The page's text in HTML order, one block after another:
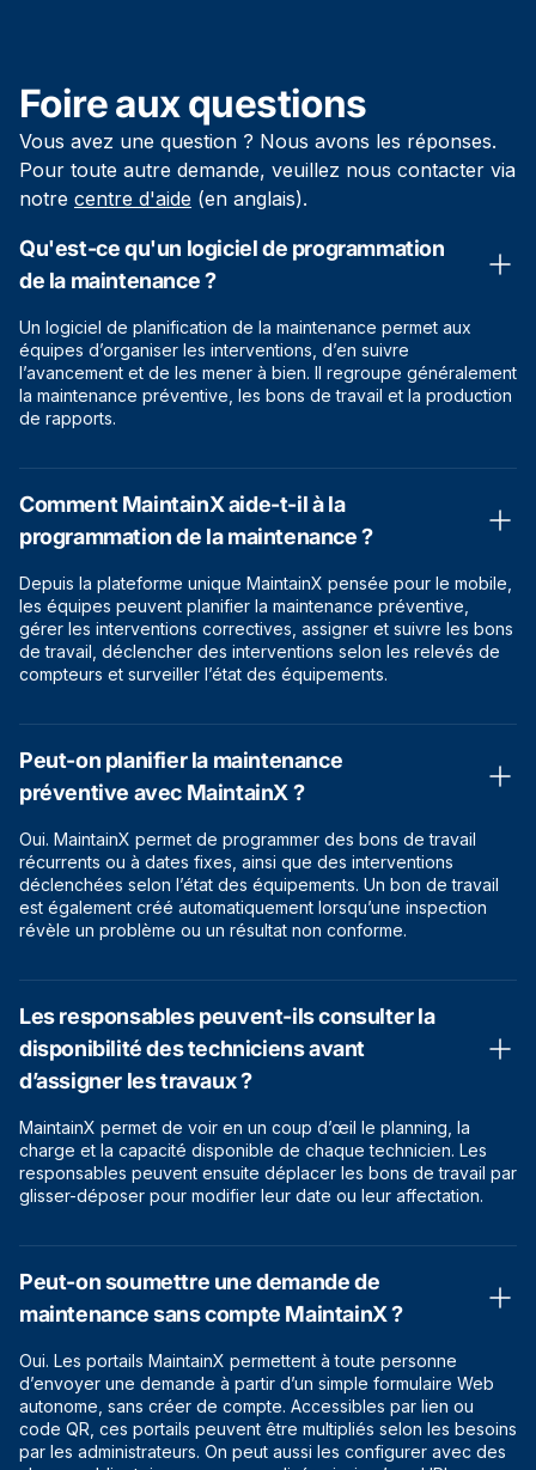
Foire aux questions
Vous avez une question ? Nous avons les réponses.
Pour toute autre demande, veuillez nous contacter via
notre centre d'aide (en anglais).
Qu'est-ce qu'un logiciel de programmation
de la maintenance ?
Un logiciel de planification de la maintenance permet aux
équipes d’organiser les interventions, d’en suivre
l’avancement et de les mener à bien. Il regroupe généralement
la maintenance préventive, les bons de travail et la production
de rapports.
Comment MaintainX aide-t-il à la
programmation de la maintenance ?
Depuis la plateforme unique MaintainX pensée pour le mobile,
les équipes peuvent planifier la maintenance préventive,
gérer les interventions correctives, assigner et suivre les bons
de travail, déclencher des interventions selon les relevés de
compteurs et surveiller l’état des équipements.
Peut-on planifier la maintenance
préventive avec MaintainX ?
Oui. MaintainX permet de programmer des bons de travail
récurrents ou à dates fixes, ainsi que des interventions
déclenchées selon l’état des équipements. Un bon de travail
est également créé automatiquement lorsqu’une inspection
révèle un problème ou un résultat non conforme.
Les responsables peuvent-ils consulter la
disponibilité des techniciens avant
d’assigner les travaux ?
MaintainX permet de voir en un coup d’œil le planning, la
charge et la capacité disponible de chaque technicien. Les
responsables peuvent ensuite déplacer les bons de travail par
glisser-déposer pour modifier leur date ou leur affectation.
Peut-on soumettre une demande de
maintenance sans compte MaintainX ?
Oui. Les portails MaintainX permettent à toute personne
d’envoyer une demande à partir d’un simple formulaire Web
autonome, sans créer de compte. Accessibles par lien ou
code QR, ces portails peuvent être multipliés selon les besoins
par les administrateurs. On peut aussi les configurer avec des